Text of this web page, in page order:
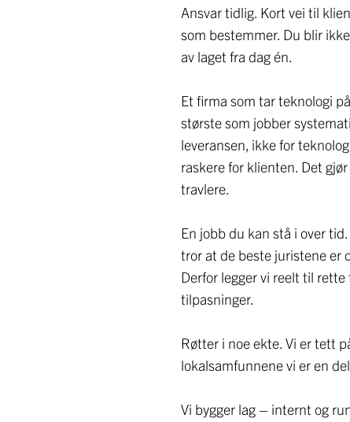
Ansvar tidlig. Kort vei til
som bestemmer. Du blir
av laget fra dag én.
Et firma som tar teknologi
største som jobber
leveransen, ikke for
raskere for klienten. Det
travlere.
En jobb du kan stå i over
tror at de beste juristene er
Derfor legger vi reelt til
tilpasninger.
Røtter i noe ekte. Vi er tett
lokalsamfunnene vi er en
Vi bygger lag – internt og